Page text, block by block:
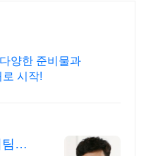
양한 준비물과
시작!
목